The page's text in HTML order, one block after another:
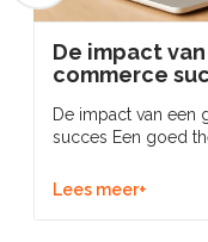
De impact
commerce
De impact van
succes Een goed
Lees meer+